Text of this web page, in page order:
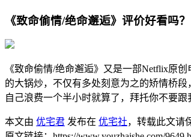
《致命偷情/绝命邂逅》评价好看吗？
《致命偷情/绝命邂逅》又是一部Netflix原
的大锅炒，不仅有多处刻意为之的矫情桥
自己浪费一个半小时就算了，拜托你不要跟
本文由 优宅君 发布在 优宅社，转载此文请